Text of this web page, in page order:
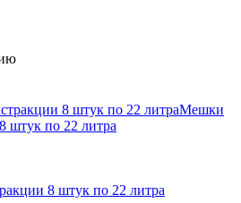
8 штук по 22 литра